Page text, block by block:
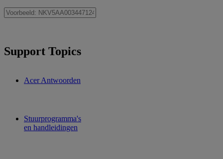
Support Topics
Acer Antwoorden
Stuurprogramma's
en handleidingen